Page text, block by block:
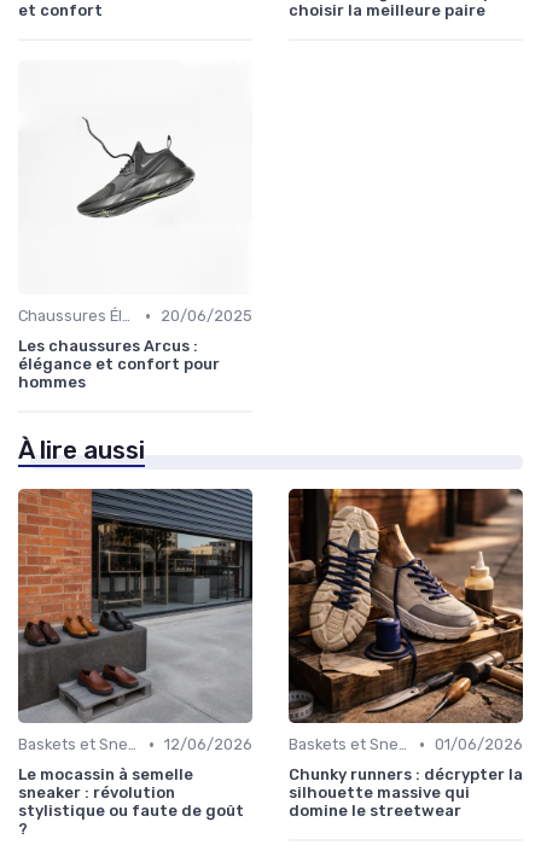
et confort
choisir la meilleure paire
Chaussures Élégantes et de Cérémonie •
20/06/2025
Les chaussures Arcus :
élégance et confort pour
hommes
À lire aussi
Baskets et Sneakers • 12/06/2026
Le mocassin à semelle
sneaker : révolution
stylistique ou faute de goût
?
Baskets et Sneakers • 01/06/2026
Chunky runners : décrypter la
silhouette massive qui
domine le streetwear